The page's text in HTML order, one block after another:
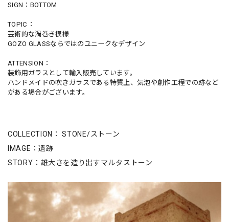
SIGN：BOTTOM
TOPIC：
芸術的な渦巻き模様
GOZO GLASSならではのユニークなデザイン
ATTENSION：
装飾用ガラスとして輸入販売しています。
ハンドメイドの吹きガラスである特質上、気泡や創作工程での跡など
がある場合がございます。
COLLECTION： STONE/ストーン
IMAGE：遺跡
STORY：雄大さを造り出すマルタストーン